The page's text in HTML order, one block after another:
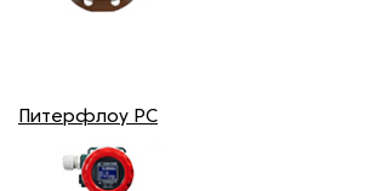
Питерфлоу РС